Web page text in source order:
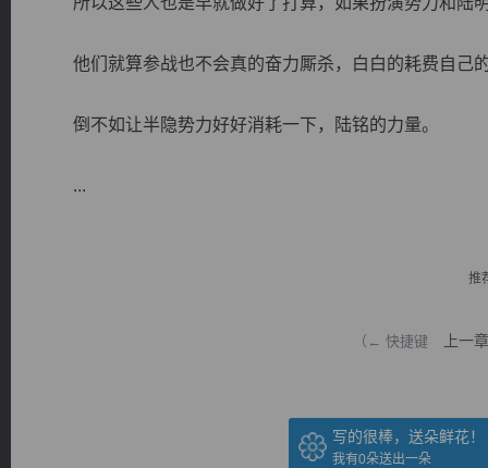
他们就算参战也不会真的奋力厮杀，白白的耗费自己
倒不如让半隐势力好好消耗一下，陆铭的力量。
...
推
（← 快捷键 上一章
写的很棒，送朵鲜花！
我有0朵送出一朵